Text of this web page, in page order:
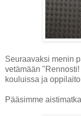
Seuraavaksi menin
vetämään
kouluissa ja
Pääsimme